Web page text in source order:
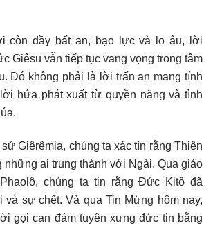
còn đầy bất an, bạo lực và lo âu, lời
Giêsu vẫn tiếp tục vang vọng trong tâm
Đó không phải là lời trấn an mang tính
hứa phát xuất từ quyền năng và tình
Giêrêmia, chúng ta xác tín rằng Thiên
những ai trung thành với Ngài. Qua giáo
chúng ta tin rằng Đức Kitô đã
và sự chết. Và qua Tin Mừng hôm nay,
gọi can đảm tuyên xưng đức tin bằng